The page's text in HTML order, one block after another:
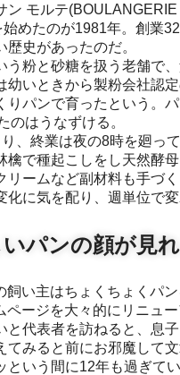
ン モルテ(BOULANGERIE
めたのが1981年。創業
史があったのだ。
う粉と砂糖を扱う老舗で
幼いときから製粉会社認
りパンで育ったという。
のはうなずける。
、終業は夜の8時を廻っ
檎で種起こしをし天然酵
リームなど副材料も手づく
化に気を配り、週単位で
パンの顔が見
ページを大々的にリニュ
と代表者を訪ねると、息
てみると前にお邪魔して
いう間に12年も過ぎてい